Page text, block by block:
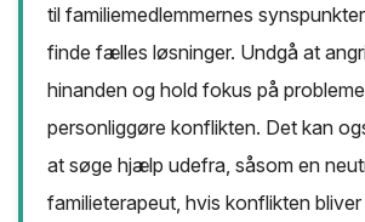
til familiemedlemmernes
finde fælles løsninger. Undgå at
hinanden og hold fokus på
personliggøre konflikten. Det kan
at søge hjælp udefra, såsom en
familieterapeut, hvis konflikten